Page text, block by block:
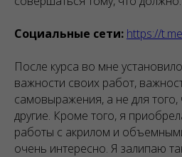
Социальные сети: https://
После курса во мне
важности своих работ,
самовыражения, а не для
другие. Кроме того, я
работы с акрилом и
очень интересно. Я залипаю